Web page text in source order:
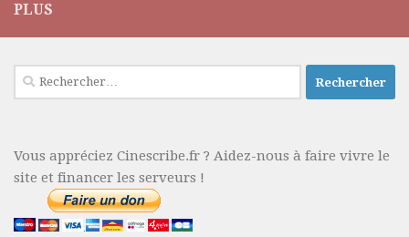
PLUS
Rechercher :
Vous appréciez Cinescribe.fr ? Aidez-nous à faire vivre le
site et financer les serveurs !